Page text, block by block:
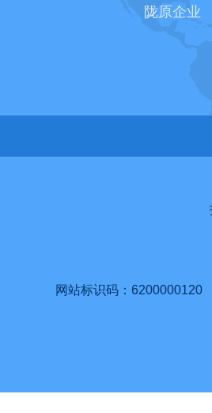
陇原企业
网站标识码：6200000120